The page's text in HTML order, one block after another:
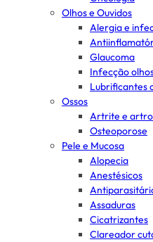
Olhos e Ouvidos
Alergia e
Glaucoma
Infecção
Lubrificantes
Ossos
Artrite e
Osteoporose
Pele e Mucosa
Alopecia
Anestésicos
Assaduras
Cicatrizantes
Clareador